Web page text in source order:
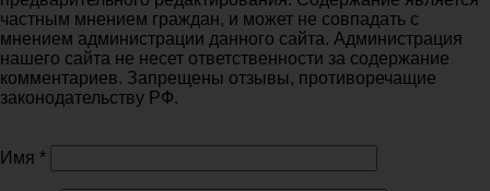
частным мнением граждан, и может не совпадать с
мнением администрации данного сайта. Администрация
нашего сайта не несет ответственности за содержание
комментариев. Запрещены отзывы, противоречащие
законодательству РФ.
Имя *